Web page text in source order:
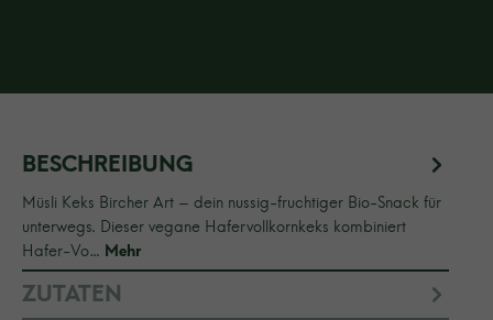
BESCHREIBUNG
Müsli Keks Bircher Art – dein nussig-fruchtiger Bio-Snack für
unterwegs. Dieser vegane Hafervollkornkeks kombiniert
Hafer-Vo… Mehr
ZUTATEN